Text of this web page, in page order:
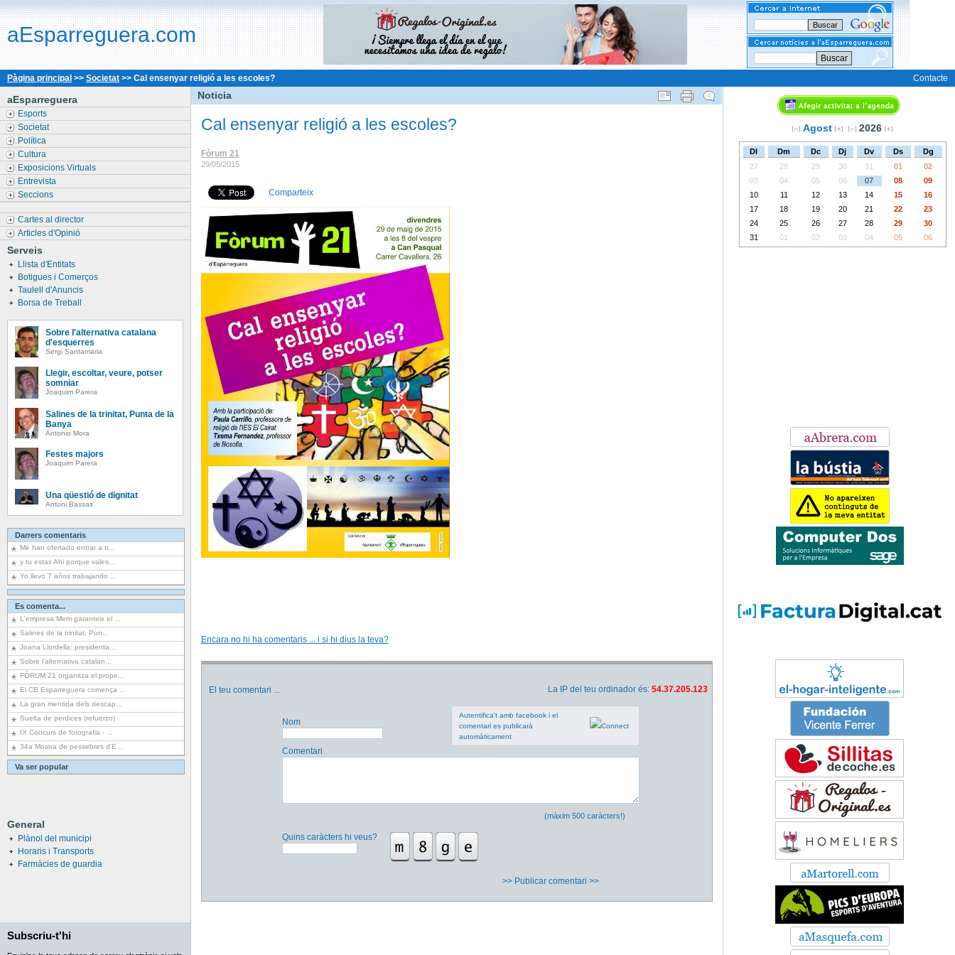
aEsparreguera.com
Buscar
Pàgina principal >> Societat >> Cal ensenyar religió a les escoles? Contacte
aEsparreguera
Esports
Societat
Política
Cultura
Exposicions Virtuals
Entrevista
Seccions
Cartes al director
Articles d'Opinió
Serveis
Llista d'Entitats
Botigues i Comerços
Taulell d'Anuncis
Borsa de Treball
Sobre l'alternativa catalana
d'esquerres
Sergi Santamaria
Llegir, escoltar, veure, potser
somniar
Joaquim Parera
Salines de la trinitat, Punta de la
Banya
Antonio Mora
Festes majors
Joaquim Parera
Una qüestió de dignitat
Antoni Bassas
Darrers comentaris
Me han ofertado entrar a tr...
y tu estas Ahi porque vales...
Yo llevo 7 años trabajando ...
Es comenta...
L'empresa Mem garanteix el ...
Salines de la trinitat, Pun...
Joana Llordella: presidenta...
Sobre l'alternativa catalan...
FÒRUM 21 organitza el prope...
El CB Esparreguera comença ...
La gran mentida dels descap...
Suelta de perdices (refuerzo)
IX Concurs de fotografia - ...
34a Mostra de pessebres d'E...
Va ser popular
General
Plànol del municipi
Horaris i Transports
Farmàcies de guardia
Subscriu-t'hi
Noticia
Cal ensenyar religió a les escoles?
Fòrum 21
29/05/2015
Comparteix
Encara no hi ha comentaris ... i si hi dius la teva?
El teu comentari ... La IP del teu ordinador és: 54.37.205.123
Nom
Autentifica't amb facebook i el
comentari es publicarà
automàticament
Comentari
(màxim 500 caràcters!)
Quins caràcters hi veus?
>> Publicar comentari >>
Agost 2026
Dl Dm Dc Dj Dv Ds
Dg
27
28 29 30 31 01
02
03
04 05 06 07 08
09
10
11 12 13 14 15
16
17
18 19 20 21 22
23
24
25 26 27 28 29
30
31
01 02 03 04 05 06